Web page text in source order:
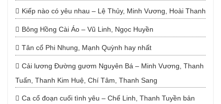
Kiếp nào có yêu nhau – Lệ Thủy, Minh Vương, Hoài Thanh
Bông Hồng Cài Áo – Vũ Linh, Ngọc Huyền
Tân cổ Phi Nhung, Mạnh Quỳnh hay nhất
Cải lương Đường gươm Nguyên Bá – Minh Vương, Thanh
Tuấn, Thanh Kim Huệ, Chí Tâm, Thanh Sang
Ca cổ đoạn cuối tình yêu – Chế Linh, Thanh Tuyền bản